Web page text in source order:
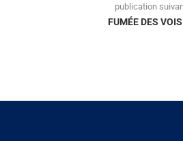
publication
FUMÉE DES